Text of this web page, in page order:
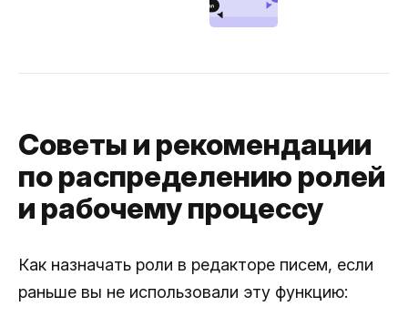
Советы и рекомендации
по распределению ролей
и рабочему процессу
Как назначать роли в редакторе писем, если
раньше вы не использовали эту функцию: